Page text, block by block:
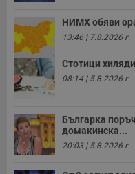
НИМХ обяви
13:46 | 7.8.2026 г.
Стотици
08:14 | 5.8.2026 г.
Българка
домакинска...
20:03 | 5.8.2026 г.